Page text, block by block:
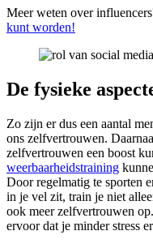
Meer weten over
kunt worden!
De fysieke
Zo zijn er dus een aantal
ons zelfvertrouwen.
zelfvertrouwen een boost
weerbaarheidstraining
Door regelmatig te sporten
in je vel zit, train je niet
ook meer zelfvertrouwen
ervoor dat je minder stress